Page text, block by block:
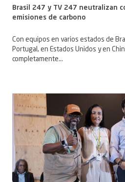
Brasil 247 y TV 247 neutralizan
emisiones de carbono
Con equipos en varios estados de
Portugal, en Estados Unidos y en
completamente...